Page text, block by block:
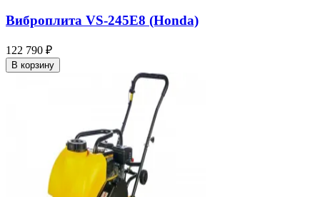
Виброплита VS-245E8 (Honda)
122 790 ₽
В корзину